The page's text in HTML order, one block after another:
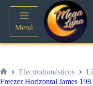
contenido
Menú
Inicio
Electrodomésticos
Freezer Horizontal James